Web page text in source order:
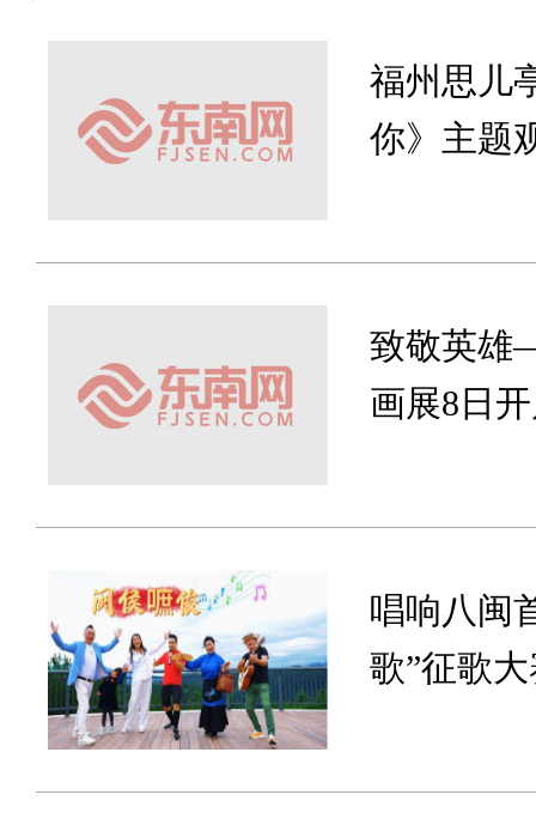
福州思儿
你》主题
致敬英雄
画展8日
唱响八闽
歌”征歌